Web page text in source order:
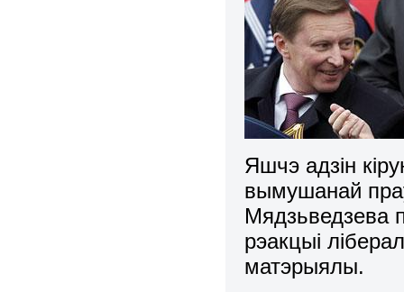
Яшчэ адзін
вымушанай
Мядзьведзева
рэакцыі
матэрыялы.